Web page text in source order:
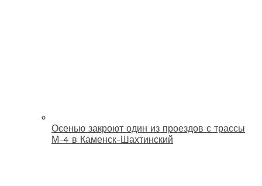
Осенью закроют один из проездов с трассы
М-4 в Каменск-Шахтинский